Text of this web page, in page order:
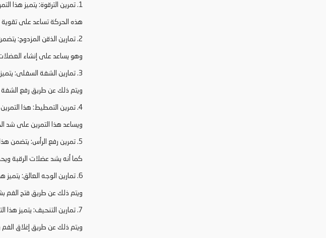
1. تمرين الترقوة: يتميز هذا التمرين بحركة رفع الذقن نحو السقف ووضع أصابع اليدين على الترقوة.
هذه الحركة تساعد على
2. تمارين الذقن المزدوج: يتضمن هذا التمرين حركة ارتداد
وهو يساعد على إنشاء
3. تمارين الشفة السفلى: يتميز هذا التمرين بالتركيز على العضلات الموجودة في منطقة الفك السفلي.
ويتم ذلك عن طريق رفع
4. تمرين التمطيط: هذا التمرين يكون بإمالة الرأس إلى الأمام، وعمل تمارين الجزء العلوي من الجسم.
ويساعد هذا التمرين على شد
5. تمرين رفع الرأس: يتضمن هذا التمرين استخدام الرأس للقيام بحركة رفعه إلى الأعلى.
كما أنه يشد عضلات الرقبة
6. تمارين الوجه العالق: يتميز هذا التمرين بالتركيز على عضلات الذقن والحنجرة.
ويتم ذلك عن طريق فتح الفم
7. تمارين التنحيف: يتميز هذا التمرين بالتركيز على عضلات الوجه والفك.
ويتم ذلك عن طريق إغلاق الفم